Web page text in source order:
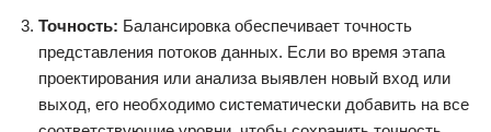
Точность: Балансировка обеспечивает точность
представления потоков данных. Если во время этапа
проектирования или анализа выявлен новый вход или
выход, его необходимо систематически добавить на все